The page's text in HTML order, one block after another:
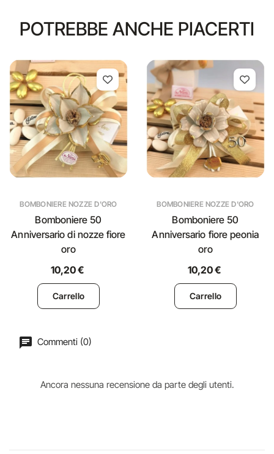
POTREBBE ANCHE PIACERTI
BOMBONIERE NOZZE D'ORO
Bomboniere 50
Anniversario di nozze fiore
oro
10,20 €
Carrello
BOMBONIERE NOZZE D'ORO
Bomboniere 50
Anniversario fiore peonia
oro
10,20 €
Carrello
Commenti (0)
Ancora nessuna recensione da parte degli utenti.